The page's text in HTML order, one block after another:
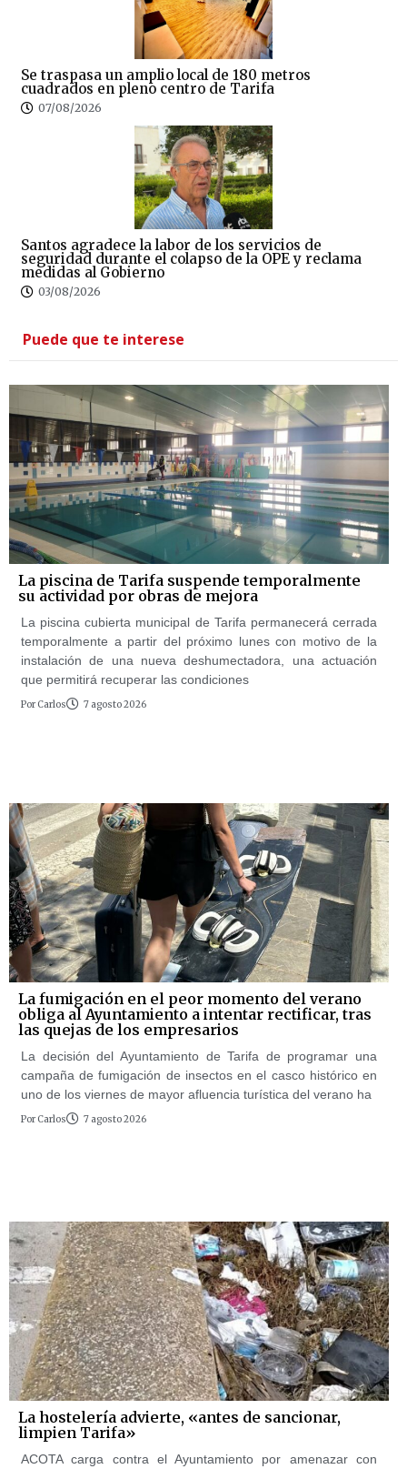
Se traspasa un amplio local de 180 metros
cuadrados en pleno centro de Tarifa
07/08/2026
Santos agradece la labor de los servicios de
seguridad durante el colapso de la OPE y reclama
medidas al Gobierno
03/08/2026
Puede que te interese
La piscina de Tarifa suspende temporalmente
su actividad por obras de mejora
La piscina cubierta municipal de Tarifa permanecerá cerrada
temporalmente a partir del próximo lunes con motivo de la
instalación de una nueva deshumectadora, una actuación
que permitirá recuperar las condiciones
Por Carlos 7 agosto 2026
La fumigación en el peor momento del verano
obliga al Ayuntamiento a intentar rectificar, tras
las quejas de los empresarios
La decisión del Ayuntamiento de Tarifa de programar una
campaña de fumigación de insectos en el casco histórico en
uno de los viernes de mayor afluencia turística del verano ha
Por Carlos 7 agosto 2026
La hostelería advierte, «antes de sancionar,
limpien Tarifa»
ACOTA carga contra el Ayuntamiento por amenazar con